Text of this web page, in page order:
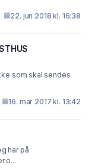
22. jun 2018 kl. 16:38
som skal sendes
16. mar 2017 kl. 13:42
har på
o...